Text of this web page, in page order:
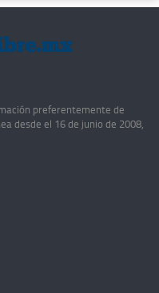
preferentemente de
desde el 16 de junio de 2008,